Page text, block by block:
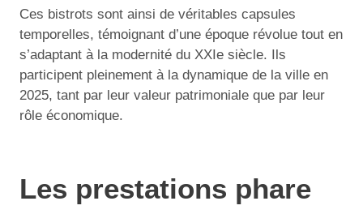
Ces bistrots sont ainsi de véritables capsules
temporelles, témoignant d’une époque révolue tout en
s’adaptant à la modernité du XXIe siècle. Ils
participent pleinement à la dynamique de la ville en
2025, tant par leur valeur patrimoniale que par leur
rôle économique.
Les prestations phare